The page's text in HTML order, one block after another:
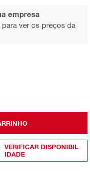
empresa
para ver os preços da
VERIFICAR DISPONIBIL
IDADE